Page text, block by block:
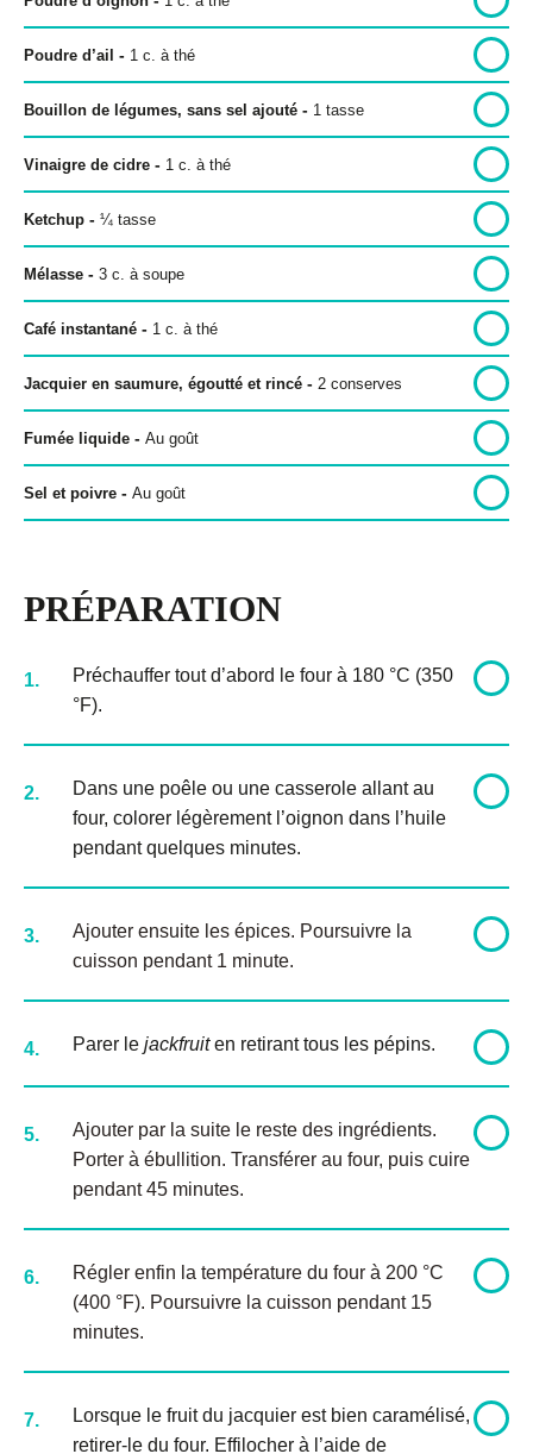
Poudre d’ail - 1 c. à thé
Bouillon de légumes, sans sel ajouté - 1 tasse
Vinaigre de cidre - 1 c. à thé
Ketchup - ¼ tasse
Mélasse - 3 c. à soupe
Café instantané - 1 c. à thé
Jacquier en saumure, égoutté et rincé - 2 conserves
Fumée liquide - Au goût
Sel et poivre - Au goût
PRÉPARATION
1.
Préchauffer tout d’abord le four à 180 °C (350
°F).
2.
Dans une poêle ou une casserole allant au
four, colorer légèrement l’oignon dans l’huile
pendant quelques minutes.
3.
Ajouter ensuite les épices. Poursuivre la
cuisson pendant 1 minute.
4. Parer lejackfruiten retirant tous les pépins.
5.
Ajouter par la suite le reste des ingrédients.
Porter à ébullition. Transférer au four, puis cuire
pendant 45 minutes.
6.
Régler enfin la température du four à 200 °C
(400 °F). Poursuivre la cuisson pendant 15
minutes.
7.
Lorsque le fruit du jacquier est bien caramélisé,
retirer-le du four. Effilocher à l’aide de
Politique éditoriale
Conditions d’utilisation
Copyright © 2026 Bon pour toi.
Tous droits réservés.